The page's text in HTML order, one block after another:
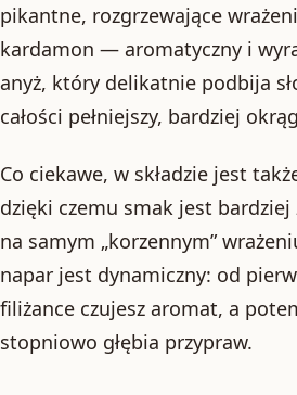
pikantne, rozgrzewające
kardamon — aromatyczny i
anyż, który delikatnie podbija
całości pełniejszy, bardziej
Co ciekawe, w składzie jest
dzięki czemu smak jest
na samym „korzennym”
napar jest dynamiczny: od
filiżance czujesz aromat, a
stopniowo głębia przypraw.